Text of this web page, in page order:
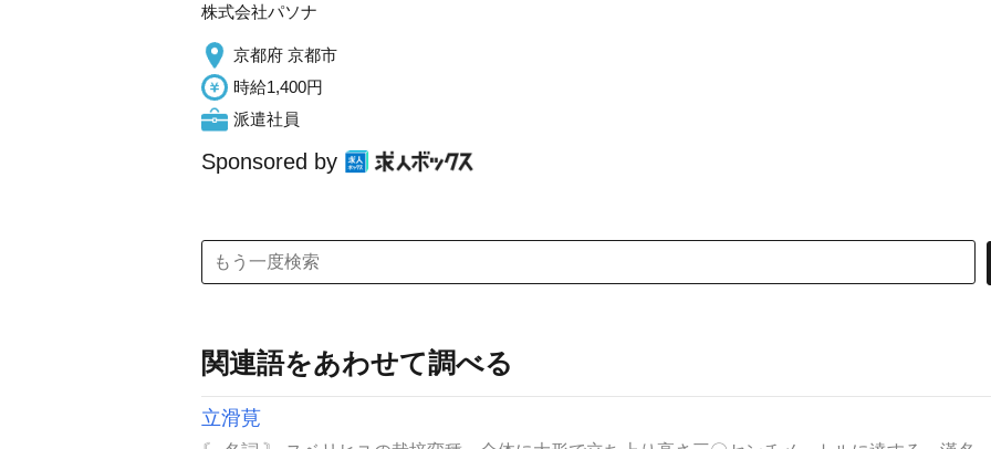
株式会社パソナ
京都府 京都市
時給1,400円
派遣社員
Sponsored by
関連語をあわせて調べる
立滑莧